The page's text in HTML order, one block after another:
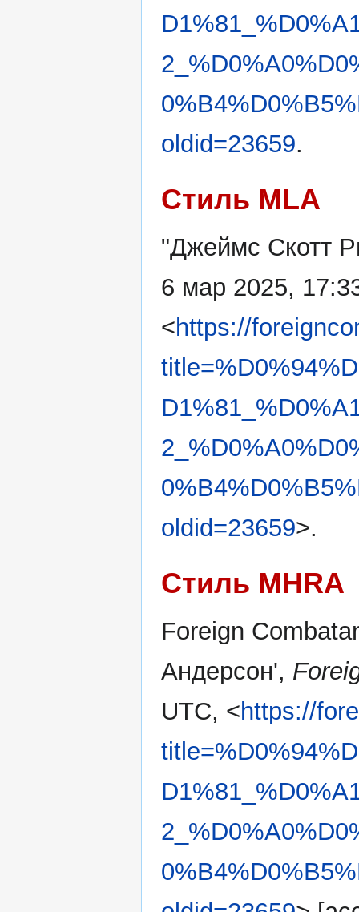
oldid=23659.
Стиль MLA
"Джеймс Скотт
6 мар 2025,
<https://
oldid=23659>.
Стиль MHRA
Foreign
Андерсон',
UTC, <https://